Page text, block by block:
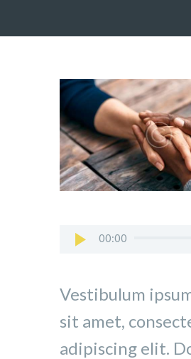
Audio00:00
Vestibulum
sit amet,
adipiscing elit.